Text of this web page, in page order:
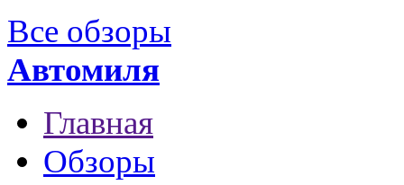
Все обзоры
Автомиля
Главная
Обзоры